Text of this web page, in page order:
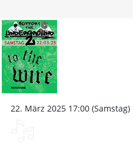
22. März 2025 17:00 (Samstag)